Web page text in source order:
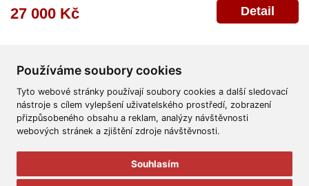
Používáme soubory cookies
Tyto webové stránky používají soubory cookies a další sledovací
nástroje s cílem vylepšení uživatelského prostředí, zobrazení
přizpůsobeného obsahu a reklam, analýzy návštěvnosti
webových stránek a zjištění zdroje návštěvnosti.
Souhlasím
27 000 Kč Detail
Všeobecné obchodní podmínky Reklamační řád
Ochrana osobních údajů